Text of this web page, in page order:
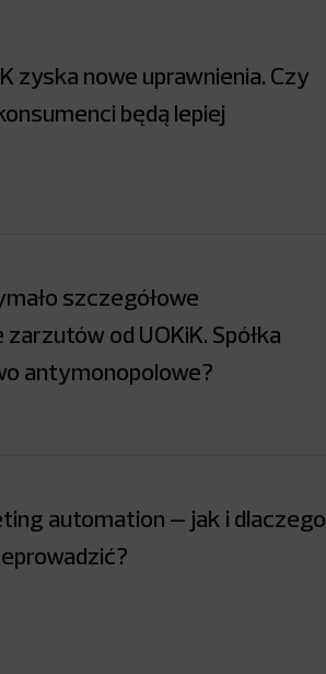
zyska nowe uprawnienia. Czy
będą lepiej
szczegółowe
od UOKiK. Spółka
antymonopolowe?
automation – jak i dlaczego